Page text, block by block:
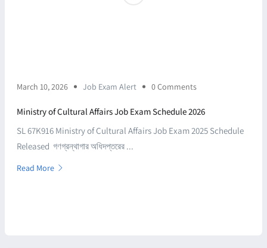
March 10, 2026 Job Exam Alert 0 Comments
Ministry of Cultural Affairs Job Exam Schedule 2026
SL 67K916 Ministry of Cultural Affairs Job Exam 2025 Schedule
Released গণগ্রন্থাগার অধিদপ্তরের ...
Read More